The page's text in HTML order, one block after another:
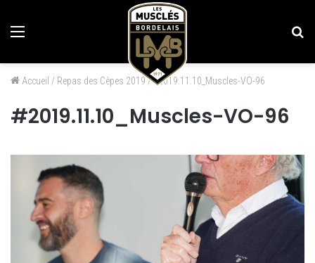
Accueil / Repas des Cèpes 2019 /#2019.11.10_Muscles-VO-96
#2019.11.10_Muscles-VO-96